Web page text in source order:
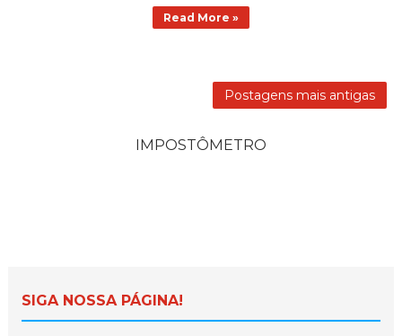
Read More »
Postagens mais antigas
IMPOSTÔMETRO
SIGA NOSSA PÁGINA!